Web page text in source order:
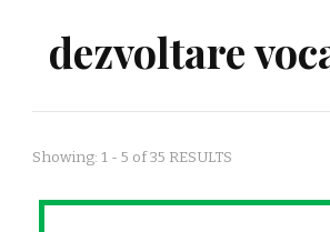
dezvoltare
Showing: 1 - 5 of 35 RESULTS